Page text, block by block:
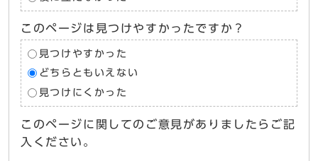
このページは見つけやすかったですか？
見つけやすかった
どちらともいえない
見つけにくかった
このページに関してのご意見がありましたらご記
入ください。